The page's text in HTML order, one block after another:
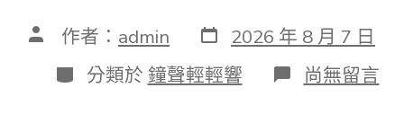
文 作者： admin 發
表
日
期
2026 年 8 月 7 日
分
類
分類於 鐘聲輕輕響 在
〈為
尚無留言